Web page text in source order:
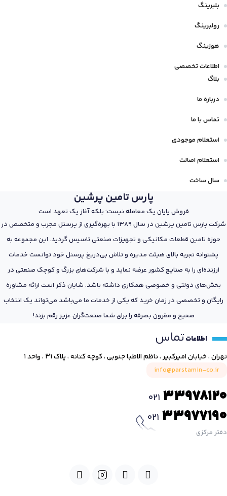
بلبرینگ
رولبرینگ
هوزینگ
اطلاعات تخصصی
بلاگ
درباره ما
تماس با ما
استعلام موجودی
استعلام اصالت
سال ساخت
پارس تامین پرشین
فروش پایان یک معامله نیست؛ بلکه آغاز یک تعهد است
شرکت پارس تامین پرشین در سال 1389 با بهره‌گیری از پرسنل مجرب و متخصص در
حوزه تامین قطعات مکانیکی و تجهیزات صنعتی تاسیس گردید. این مجموعه به
پشتوانه تجربه بالای هیئت مدیره و تلاش بی‌دریغ پرسنل خود توانست خدمات
ارزنده‌ای را به صنایع کشور عرضه نماید و با شرکت‌های بزرگ و کوچک صنعتی در
بخش‌های دولتی و خصوصی همکاری داشته باشد. شایان ذکر است ارائه مشاوره
رایگان و تخصصی در زمان خرید که یکی از خدمات ما می‌باشد می‌تواند یک انتخاب
صحیح و مقرون بصرفه را برای شما صنعت‌گران عزیز رقم بزند!
اطلاعاتتماس
تهران ، خیابان امیرکبیر ، ناظم الاطبا جنوبی ، کوچه کتانه ، پلاک ۳۱ ، واحد ۱
info@parstamin-co.ir
021 33978120
021 33977190
دفتر مرکزی